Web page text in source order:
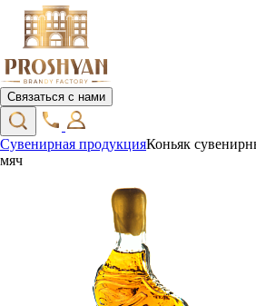
Связаться с нами
Сувенирная продукцияКоньяк
мяч